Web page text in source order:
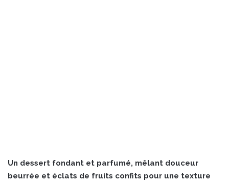
Un dessert fondant et parfumé, mêlant douceur
beurrée et éclats de fruits confits pour une texture